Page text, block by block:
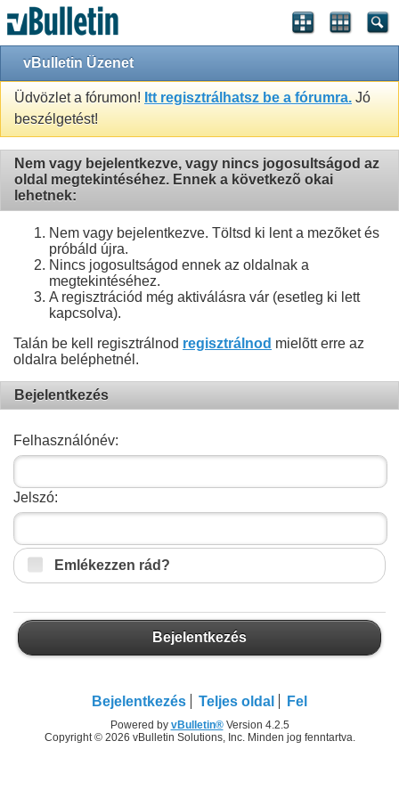
vBulletin Üzenet
Üdvözlet a fórumon! Itt regisztrálhatsz be a fórumra. Jó
beszélgetést!
Nem vagy bejelentkezve, vagy nincs jogosultságod az
oldal megtekintéséhez. Ennek a következõ okai
lehetnek:
Nem vagy bejelentkezve. Töltsd ki lent a mezõket és
próbáld újra.
Nincs jogosultságod ennek az oldalnak a
megtekintéséhez.
A regisztrációd még aktiválásra vár (esetleg ki lett
kapcsolva).
Talán be kell regisztrálnod regisztrálnod mielõtt erre az
oldalra beléphetnél.
Bejelentkezés
Felhasználónév:
Jelszó:
Emlékezzen rád?
Bejelentkezés
Bejelentkezés Teljes oldal Fel
Powered by vBulletin®Version 4.2.5
Copyright © 2026 vBulletin Solutions, Inc. Minden jog fenntartva.